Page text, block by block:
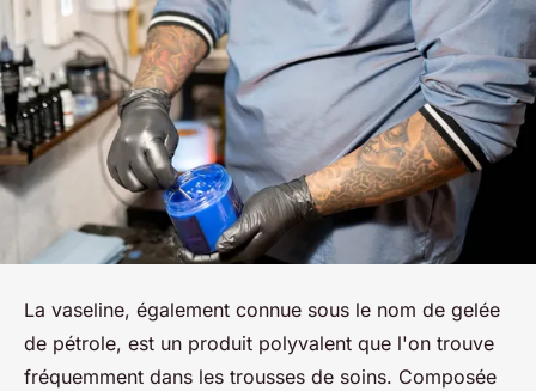
La vaseline, également connue sous le nom de gelée
de pétrole, est un produit polyvalent que l'on trouve
fréquemment dans les trousses de soins. Composée